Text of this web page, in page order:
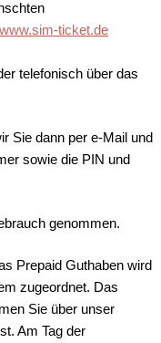
www.sim-ticket.de
telefonisch über das
Sie dann per e-Mail und
sowie die PIN und
genommen.
Prepaid Guthaben wird
zugeordnet. Das
Sie über unser
Am Tag der